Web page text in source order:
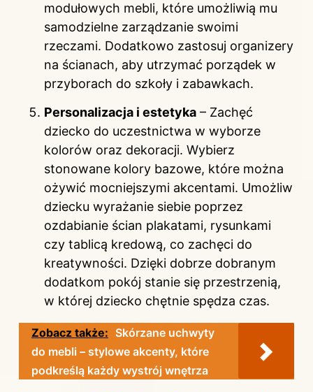
modułowych mebli, które umożliwią mu
samodzielne zarządzanie swoimi
rzeczami. Dodatkowo zastosuj organizery
na ścianach, aby utrzymać porządek w
przyborach do szkoły i zabawkach.
Personalizacja i estetyka – Zachęć
dziecko do uczestnictwa w wyborze
kolorów oraz dekoracji. Wybierz
stonowane kolory bazowe, które można
ożywić mocniejszymi akcentami. Umożliw
dziecku wyrażanie siebie poprzez
ozdabianie ścian plakatami, rysunkami
czy tablicą kredową, co zachęci do
kreatywności. Dzięki dobrze dobranym
dodatkom pokój stanie się przestrzenią,
w której dziecko chętnie spędza czas.
Zobacz także: Skórzane uchwyty
do mebli – stylowe akcenty, które
podkreślą każdy wystrój wnętrza